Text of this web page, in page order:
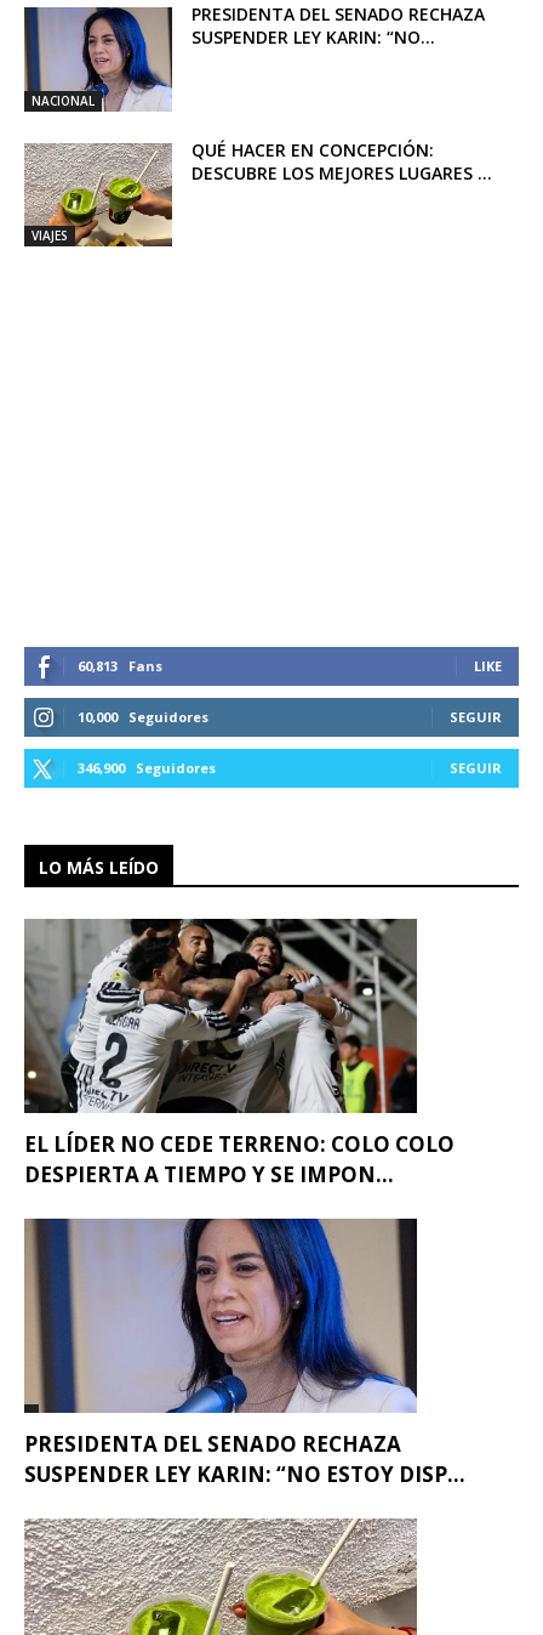
NACIONAL
PRESIDENTA DEL SENADO RECHAZA
SUSPENDER LEY KARIN: “NO...
VIAJES
QUÉ HACER EN CONCEPCIÓN:
DESCUBRE LOS MEJORES LUGARES ...
60,813 Fans LIKE
10,000 Seguidores SEGUIR
346,900 Seguidores SEGUIR
LO MÁS LEÍDO
EL LÍDER NO CEDE TERRENO: COLO COLO
DESPIERTA A TIEMPO Y SE IMPON...
PRESIDENTA DEL SENADO RECHAZA
SUSPENDER LEY KARIN: “NO ESTOY DISP...